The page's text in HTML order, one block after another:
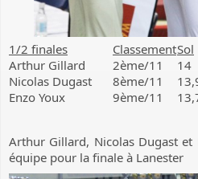
1/2 finales ClassementSol
Arthur Gillard
2ème/11 14
Nicolas Dugast
8ème/11
Enzo Youx
9ème/11
Arthur Gillard, Nicolas Dugast et
équipe pour la finale à Lanester